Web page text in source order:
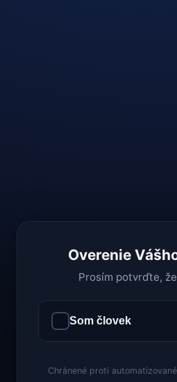
Overenie
Prosím potvrďte,
Som človek
Chránené proti